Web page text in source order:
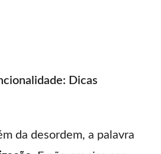
Dicas
da desordem, a palavra